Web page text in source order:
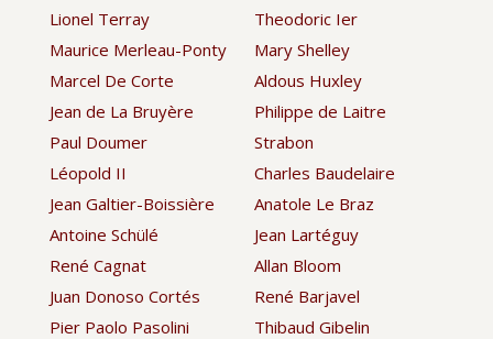
Lionel Terray
Maurice Merleau-Ponty
Marcel De Corte
Jean de La Bruyère
Paul Doumer
Léopold II
Jean Galtier-Boissière
Antoine Schülé
René Cagnat
Juan Donoso Cortés
Pier Paolo Pasolini
Theodoric Ier
Mary Shelley
Aldous Huxley
Philippe de Laitre
Strabon
Charles Baudelaire
Anatole Le Braz
Jean Lartéguy
Allan Bloom
René Barjavel
Thibaud Gibelin